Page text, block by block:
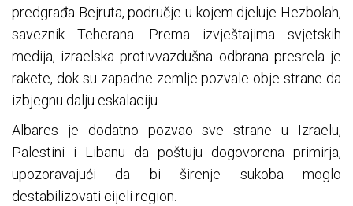
predgrađa Bejruta, područje u kojem djeluje Hezbolah,
saveznik Teherana. Prema izvještajima svjetskih
medija, izraelska protivvazdušna odbrana presrela je
rakete, dok su zapadne zemlje pozvale obje strane da
izbjegnu dalju eskalaciju.
Albares je dodatno pozvao sve strane u Izraelu,
Palestini i Libanu da poštuju dogovorena primirja,
upozoravajući da bi širenje sukoba moglo
destabilizovati cijeli region.